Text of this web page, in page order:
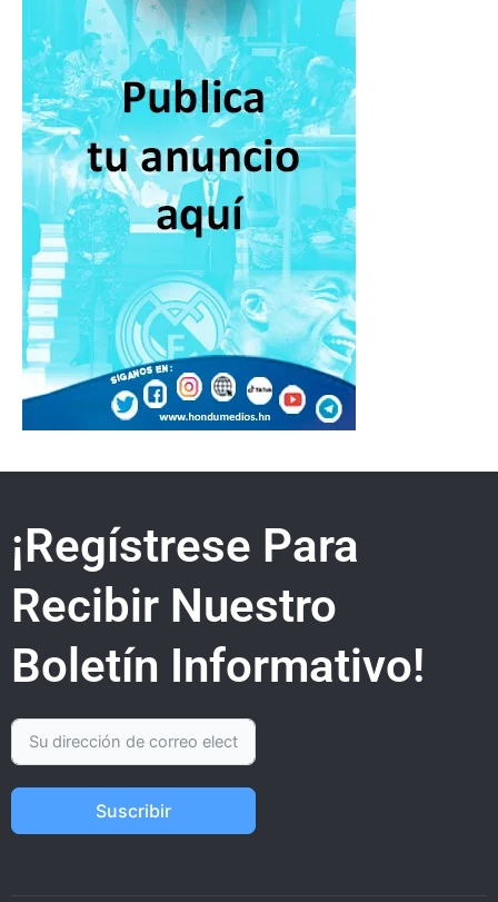
¡Regístrese Para
Recibir Nuestro
Boletín Informativo!
Suscribir